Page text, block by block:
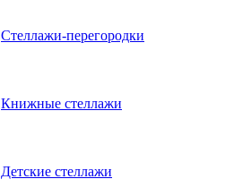
Стеллажи-перегородки
Книжные стеллажи
Детские стеллажи